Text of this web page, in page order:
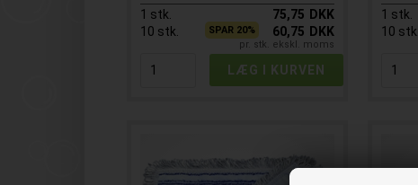
1 stk. 75,75 DKK
10 stk. SPAR 20% 60,75 DKK
pr. stk. ekskl. moms
1 stk.
10 stk.